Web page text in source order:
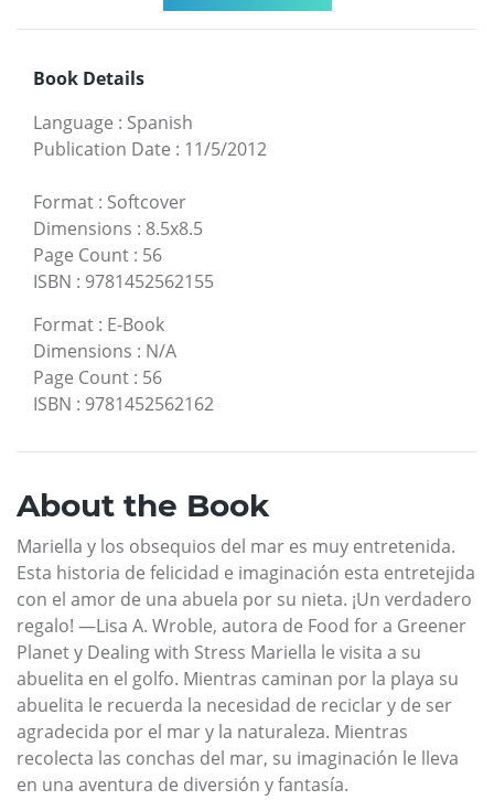
Book Details
Language : Spanish
Publication Date : 11/5/2012
Format : Softcover
Dimensions : 8.5x8.5
Page Count : 56
ISBN : 9781452562155
Format : E-Book
Dimensions : N/A
Page Count : 56
ISBN : 9781452562162
About the Book
Mariella y los obsequios del mar es muy entretenida.
Esta historia de felicidad e imaginación esta entretejida
con el amor de una abuela por su nieta. ¡Un verdadero
regalo! —Lisa A. Wroble, autora de Food for a Greener
Planet y Dealing with Stress Mariella le visita a su
abuelita en el golfo. Mientras caminan por la playa su
abuelita le recuerda la necesidad de reciclar y de ser
agradecida por el mar y la naturaleza. Mientras
recolecta las conchas del mar, su imaginación le lleva
en una aventura de diversión y fantasía.